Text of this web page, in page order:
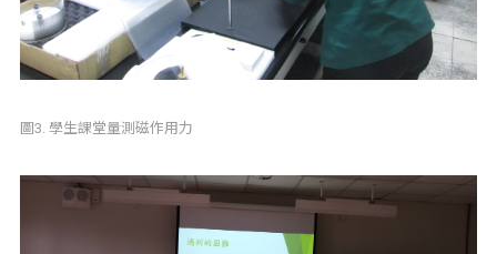
圖3. 學生課堂量測磁作用力